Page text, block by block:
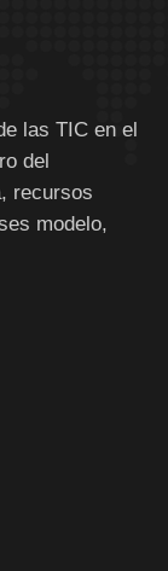
las TIC en el
del
recursos
modelo,